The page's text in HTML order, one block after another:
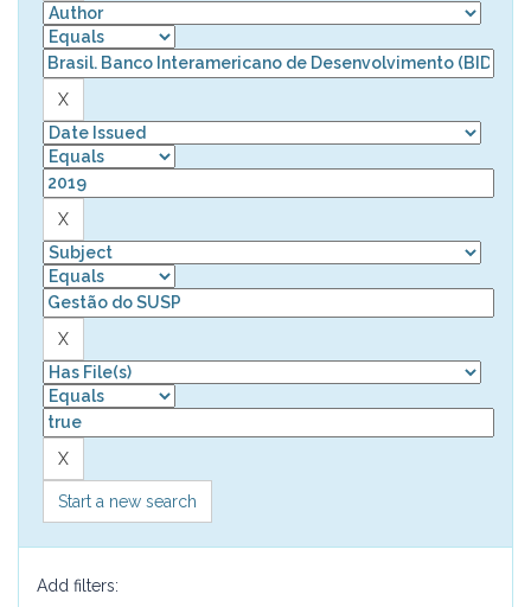
Start a new search
Add filters: